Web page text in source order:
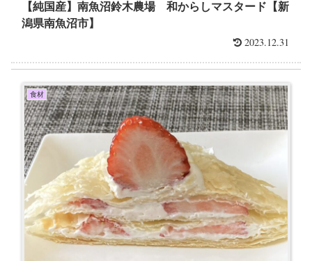
【純国産】南魚沼鈴木農場 和からしマスタード【新
潟県南魚沼市】
2023.12.31
食材